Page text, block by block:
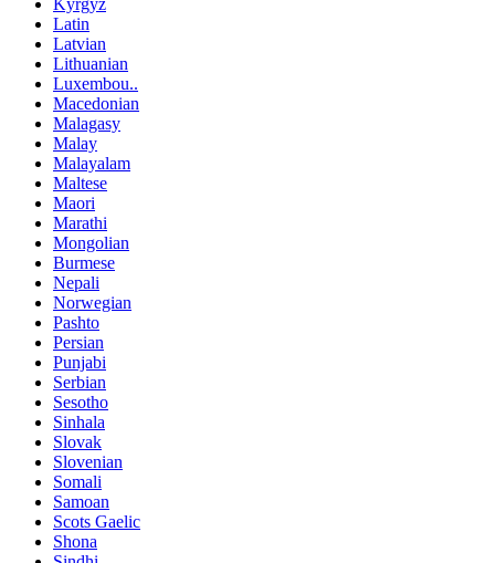
Kyrgyz
Latin
Latvian
Lithuanian
Luxembou..
Macedonian
Malagasy
Malay
Malayalam
Maltese
Maori
Marathi
Mongolian
Burmese
Nepali
Norwegian
Pashto
Persian
Punjabi
Serbian
Sesotho
Sinhala
Slovak
Slovenian
Somali
Samoan
Scots Gaelic
Shona